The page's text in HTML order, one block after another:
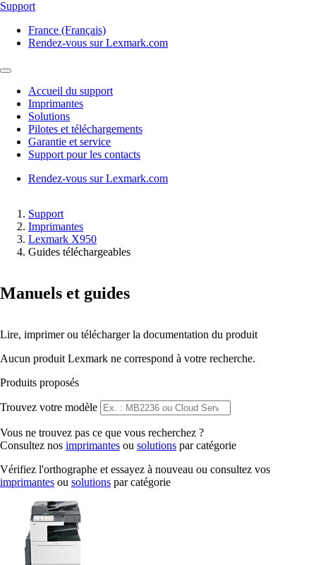
Support
France (Français)
Rendez-vous sur Lexmark.com
Accueil du support
Imprimantes
Solutions
Pilotes et téléchargements
Garantie et service
Support pour les contacts
Rendez-vous sur Lexmark.com
Support
Imprimantes
Lexmark X950
Guides téléchargeables
Manuels et guides
Lire, imprimer ou télécharger la documentation du produit
Aucun produit Lexmark ne correspond à votre recherche.
Produits proposés
Trouvez votre modèle
Vous ne trouvez pas ce que vous recherchez ?
Consultez nos imprimantes ou solutions par catégorie
Vérifiez l'orthographe et essayez à nouveau ou consultez vos
imprimantes ou solutions par catégorie